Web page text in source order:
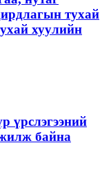
тухай
хуулийн
үрслэгээний
байна